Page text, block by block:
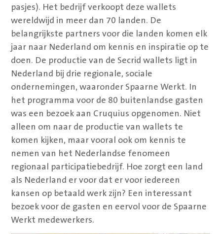
pasjes). Het bedrijf verkoopt deze wallets
wereldwijd in meer dan 70 landen. De
belangrijkste partners voor die landen komen elk
jaar naar Nederland om kennis en inspiratie op te
doen. De productie van de Secrid wallets ligt in
Nederland bij drie regionale, sociale
ondernemingen, waaronder Spaarne Werkt. In
het programma voor de 80 buitenlandse gasten
was een bezoek aan Cruquius opgenomen. Niet
alleen om naar de productie van wallets te
komen kijken, maar vooral ook om kennis te
nemen van het Nederlandse fenomeen
regionaal participatiebedrijf. Hoe zorgt een land
als Nederland er voor dat er voor iedereen
kansen op betaald werk zijn? Een interessant
bezoek voor de gasten en eervol voor de Spaarne
Werkt medewerkers.